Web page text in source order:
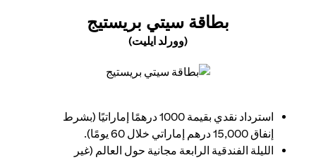
بطاقة سيتي بريستيج
(وورلد ايليت)
استرداد نقدي بقيمة 1000 درهمًا إماراتيًا (بشرط
إنفاق 15,000 درهم إماراتي خلال 60 يومًا).
الليلة الفندقية الرابعة مجانية حول العالم (غير